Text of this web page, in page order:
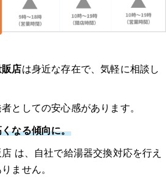
店は身近な存在で、気軽に相談し
としての安心感があります。
なる傾向に。
は、自社で給湯器交換対応を行え
ません。